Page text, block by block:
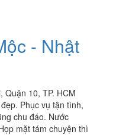
- Nhật
Quận 10, TP. HCM
Phục vụ tận tình,
chu đáo. Nước
mặt tám chuyện thì